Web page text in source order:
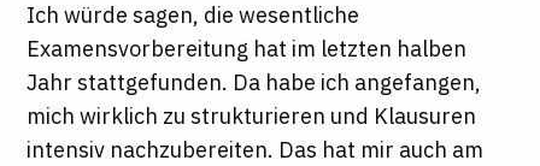
Ich würde sagen, die wesentliche
Examensvorbereitung hat im letzten halben
Jahr stattgefunden. Da habe ich angefangen,
mich wirklich zu strukturieren und Klausuren
intensiv nachzubereiten. Das hat mir auch am